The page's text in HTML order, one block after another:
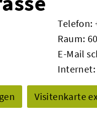
Telefon:
Raum:
E-Mail
Internet:
Visitenkarte